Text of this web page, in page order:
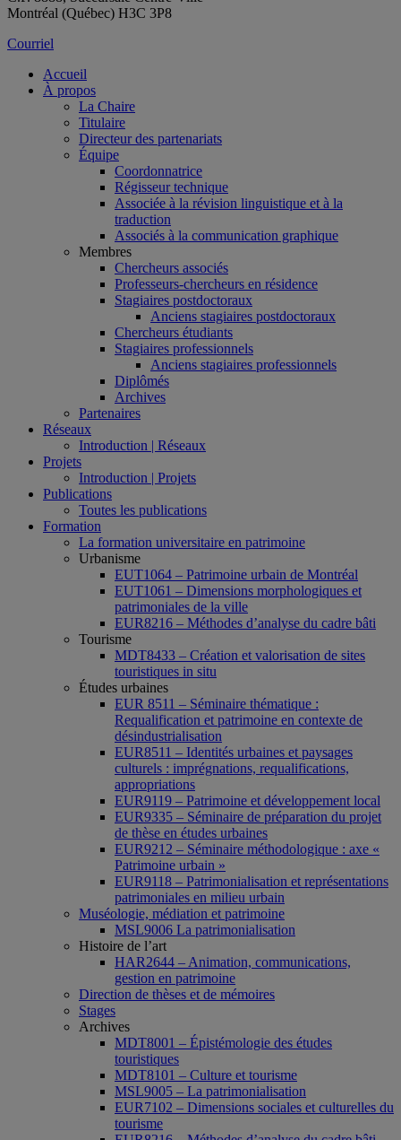
Montréal (Québec) H3C 3P8
Courriel
Accueil
À propos
La Chaire
Titulaire
Directeur des partenariats
Équipe
Coordonnatrice
Régisseur technique
Associée à la révision linguistique et à la
traduction
Associés à la communication graphique
Membres
Chercheurs associés
Professeurs-chercheurs en résidence
Stagiaires postdoctoraux
Anciens stagiaires postdoctoraux
Chercheurs étudiants
Stagiaires professionnels
Anciens stagiaires professionnels
Diplômés
Archives
Partenaires
Réseaux
Introduction | Réseaux
Projets
Introduction | Projets
Publications
Toutes les publications
Formation
La formation universitaire en patrimoine
Urbanisme
EUT1064 – Patrimoine urbain de Montréal
EUT1061 – Dimensions morphologiques et
patrimoniales de la ville
EUR8216 – Méthodes d’analyse du cadre bâti
Tourisme
MDT8433 – Création et valorisation de sites
touristiques in situ
Études urbaines
EUR 8511 – Séminaire thématique :
Requalification et patrimoine en contexte de
désindustrialisation
EUR8511 – Identités urbaines et paysages
culturels : imprégnations, requalifications,
appropriations
EUR9119 – Patrimoine et développement local
EUR9335 – Séminaire de préparation du projet
de thèse en études urbaines
EUR9212 – Séminaire méthodologique : axe «
Patrimoine urbain »
EUR9118 – Patrimonialisation et représentations
patrimoniales en milieu urbain
Muséologie, médiation et patrimoine
MSL9006 La patrimonialisation
Histoire de l’art
HAR2644 – Animation, communications,
gestion en patrimoine
Direction de thèses et de mémoires
Stages
Archives
MDT8001 – Épistémologie des études
touristiques
MDT8101 – Culture et tourisme
MSL9005 – La patrimonialisation
EUR7102 – Dimensions sociales et culturelles du
tourisme